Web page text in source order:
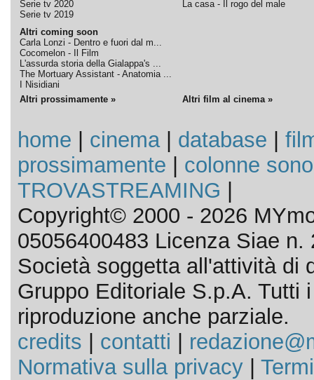
Serie tv 2020
Serie tv 2019
Altri coming soon
Carla Lonzi - Dentro e fuori dal m...
Cocomelon - Il Film
L'assurda storia della Gialappa's ...
The Mortuary Assistant - Anatomia ...
I Nisidiani
La casa - Il rogo del male
Altri prossimamente » Altri film al cinema »
home cinema| database
prossimamente
colonne
TROVASTREAMING
Copyright© 2000 - 2026
05056400483 Licenza Siae n.
Società soggetta all'attività di
Gruppo Editoriale S.p.A. Tutti
riproduzione anche parziale.
credits
contatti
Normativa sulla privacy|